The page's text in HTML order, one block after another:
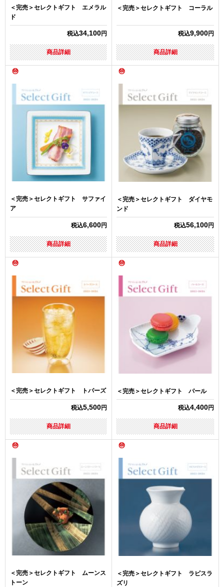
＜完売＞セレクトギフト エメラル
ド
税込34,100円
商品詳細
＜完売＞セレクトギフト コーラル
税込9,900円
商品詳細
＜完売＞セレクトギフト サファイ
ア
税込6,600円
商品詳細
＜完売＞セレクトギフト ダイヤモ
ンド
税込56,100円
商品詳細
＜完売＞セレクトギフト トパーズ
税込5,500円
商品詳細
＜完売＞セレクトギフト パール
税込4,400円
商品詳細
＜完売＞セレクトギフト ムーンス
トーン
＜完売＞セレクトギフト ラピスラ
ズリ